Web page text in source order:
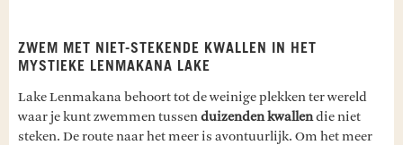
ZWEM MET NIET-STEKENDE KWALLEN IN HET
MYSTIEKE LENMAKANA LAKE
Lake Lenmakana behoort tot de weinige plekken ter wereld
waar je kunt zwemmen tussenduizenden kwallendie niet
steken. De route naar het meer is avontuurlijk. Om het meer